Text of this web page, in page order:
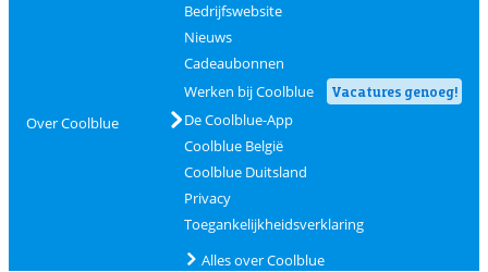
Over Coolblue
Bedrijfswebsite
Nieuws
Cadeaubonnen
Werken bij Coolblue
Vacatures genoeg!
De Coolblue-App
Coolblue België
Coolblue Duitsland
Privacy
Toegankelijkheidsverklaring
Alles over Coolblue